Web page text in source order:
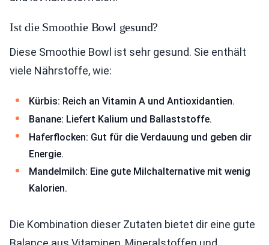
Ist die Smoothie Bowl gesund?
Diese Smoothie Bowl ist sehr gesund. Sie enthält
viele Nährstoffe, wie:
Kürbis: Reich an Vitamin A und Antioxidantien.
Banane: Liefert Kalium und Ballaststoffe.
Haferflocken: Gut für die Verdauung und geben dir
Energie.
Mandelmilch: Eine gute Milchalternative mit wenig
Kalorien.
Die Kombination dieser Zutaten bietet dir eine gute